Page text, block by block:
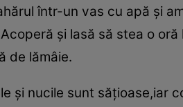
într-un vas cu apă şi
şi lasă să stea o
de lămâie.
şi nucile sunt săţioase,iar